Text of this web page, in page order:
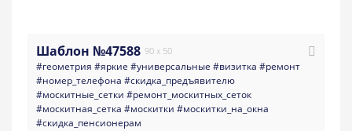
Шаблон №47588 90 x 50
#геометрия #яркие #универсальные #визитка #ремонт
#номер_телефона #скидка_предъявителю
#москитные_сетки #ремонт_москитных_сеток
#москитная_сетка #москитки #москитки_на_окна
#скидка_пенсионерам